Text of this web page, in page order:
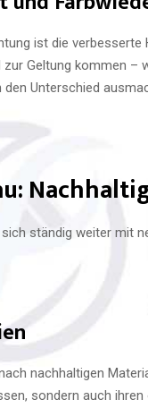
ist die
Geltung kommen –
den Unterschied
ständig weiter mit
nachhaltigen
sondern auch